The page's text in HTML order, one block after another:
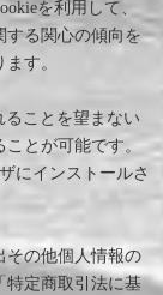
を利用して、
する関心の傾向を
す。
ることを望まない
ことが可能です。
にインストールさ
その他個人情報の
特定商取引法に基